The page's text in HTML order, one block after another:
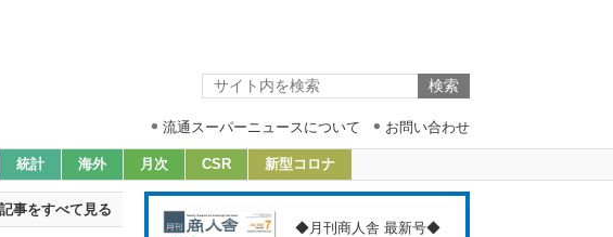
流通スーパーニュースについて お問い合わせ
統計 海外 月次 CSR 新型コロナ
記事をすべて見る
◆月刊商人舎 最新号◆